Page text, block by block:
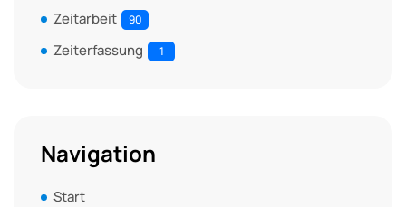
Zeitarbeit 90
Zeiterfassung 1
Navigation
Start